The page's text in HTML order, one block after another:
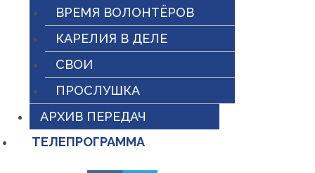
ВРЕМЯ ВОЛОНТЁРОВ
КАРЕЛИЯ В ДЕЛЕ
СВОИ
ПРОСЛУШКА
АРХИВ ПЕРЕДАЧ
ТЕЛЕПРОГРАММА